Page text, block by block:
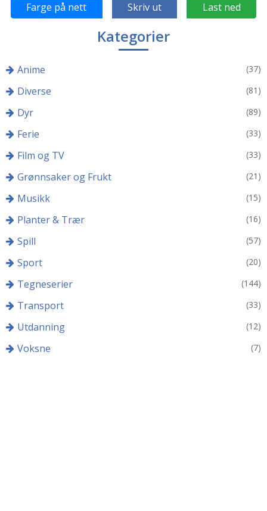
Farge på nett Skriv ut Last ned
Kategorier
Anime (37)
Diverse (81)
Dyr (89)
Ferie (33)
Film og TV (33)
Grønnsaker og Frukt (21)
Musikk (15)
Planter & Trær (16)
Spill (57)
Sport (20)
Tegneserier (144)
Transport (33)
Utdanning (12)
Voksne (7)